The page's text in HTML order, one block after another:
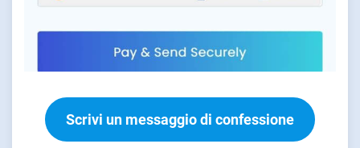
Scrivi un messaggio di confessione